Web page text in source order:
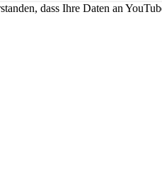
dass Ihre Daten an